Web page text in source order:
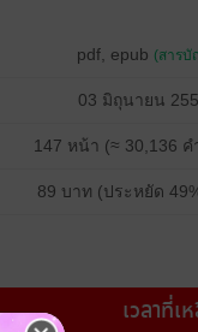
pdf, epub (สารบั
03 มิถุนายน
147 หน้า (≈ 30,136 ค
89 บาท (ประหยัด
เวลาที่เ